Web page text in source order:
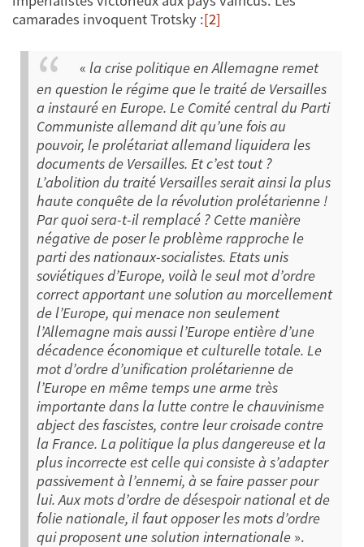
camarades invoquent Trotsky :[2]
« la crise politique en Allemagne remet
en question le régime que le traité de Versailles
a instauré en Europe. Le Comité central du Parti
Communiste allemand dit qu’une fois au
pouvoir, le prolétariat allemand liquidera les
documents de Versailles. Et c’est tout ?
L’abolition du traité Versailles serait ainsi la plus
haute conquête de la révolution prolétarienne !
Par quoi sera-t-il remplacé ? Cette manière
négative de poser le problème rapproche le
parti des nationaux-socialistes. Etats unis
soviétiques d’Europe, voilà le seul mot d’ordre
correct apportant une solution au morcellement
de l’Europe, qui menace non seulement
l’Allemagne mais aussi l’Europe entière d’une
décadence économique et culturelle totale. Le
mot d’ordre d’unification prolétarienne de
l’Europe en même temps une arme très
importante dans la lutte contre le chauvinisme
abject des fascistes, contre leur croisade contre
la France. La politique la plus dangereuse et la
plus incorrecte est celle qui consiste à s’adapter
passivement à l’ennemi, à se faire passer pour
lui. Aux mots d’ordre de désespoir national et de
folie nationale, il faut opposer les mots d’ordre
qui proposent une solution internationale ».